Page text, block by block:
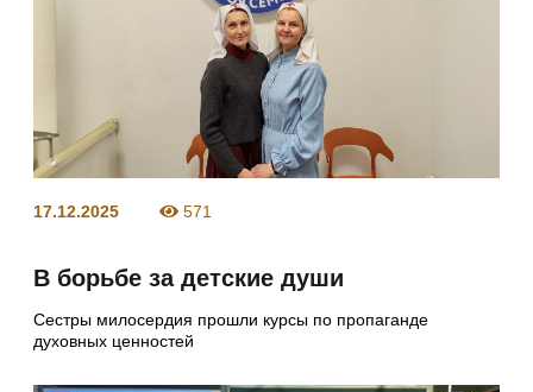
17.12.2025 571
В борьбе за детские души
Сестры милосердия прошли курсы по пропаганде
духовных ценностей